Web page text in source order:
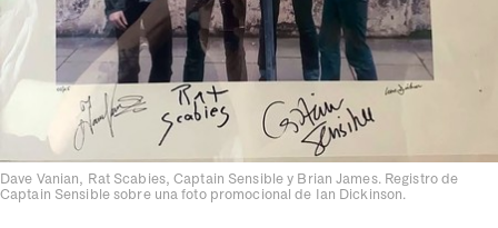
Dave Vanian, Rat Scabies, Captain Sensible y Brian James. Registro de
Captain Sensible sobre una foto promocional de Ian Dickinson.